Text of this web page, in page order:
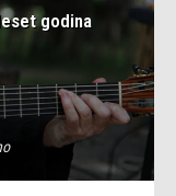
godina